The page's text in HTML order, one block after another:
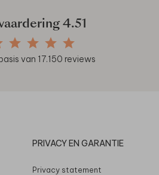
4.51
van 17.150 reviews
PRIVACY EN GARANTIE
Privacy statement